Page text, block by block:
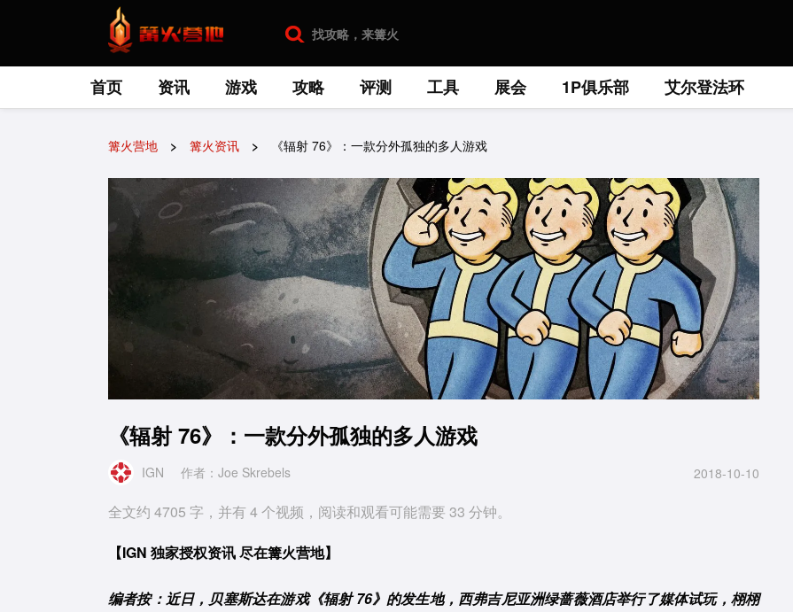
首页 资讯 游戏 攻略 评测 工具 展会 1P俱乐部 艾尔登法环
篝火营地 篝火资讯 《辐射 76》：一款分外孤独的多人游戏
《辐射 76》：一款分外孤独的多人游戏
IGN 作者：Joe Skrebels 2018-10-10
全文约 4705 字，并有 4 个视频，阅读和观看可能需要 33 分钟。
【IGN 独家授权资讯 尽在篝火营地】
编者按：近日，贝塞斯达在游戏《辐射 76》的发生地，西弗吉尼亚洲绿蔷薇酒店举行了媒体试玩，栩栩